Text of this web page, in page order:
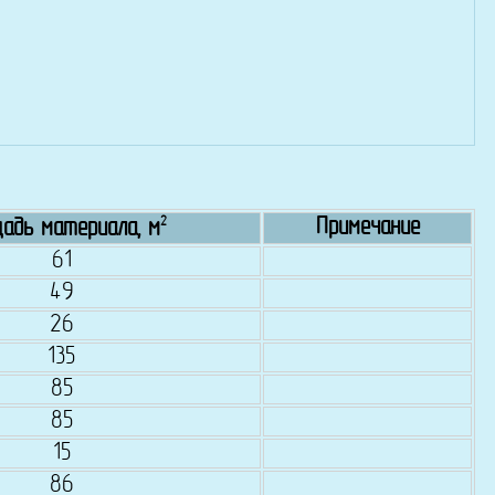
материала, м2
Примечание
61
49
26
135
85
85
15
86